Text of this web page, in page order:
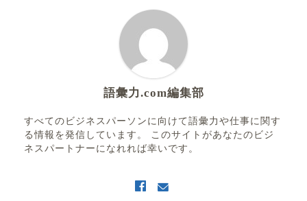
語彙力.com編集部
すべてのビジネスパーソンに向けて語彙力や仕事に関す
る情報を発信しています。 このサイトがあなたのビジ
ネスパートナーになれれば幸いです。